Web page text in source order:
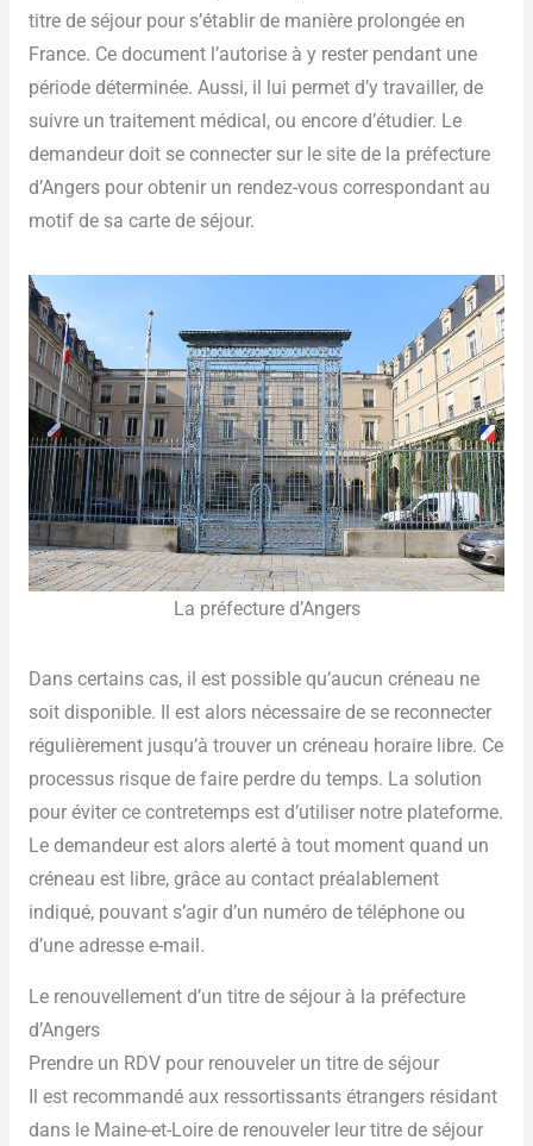
titre de séjour pour s’établir de manière prolongée en
France. Ce document l’autorise à y rester pendant une
période déterminée. Aussi, il lui permet d’y travailler, de
suivre un traitement médical, ou encore d’étudier. Le
demandeur doit se connecter sur le site de la préfecture
d’Angers pour obtenir un rendez-vous correspondant au
motif de sa carte de séjour.
La préfecture d’Angers
Dans certains cas, il est possible qu’aucun créneau ne
soit disponible. Il est alors nécessaire de se reconnecter
régulièrement jusqu’à trouver un créneau horaire libre. Ce
processus risque de faire perdre du temps. La solution
pour éviter ce contretemps est d’utiliser notre plateforme.
Le demandeur est alors alerté à tout moment quand un
créneau est libre, grâce au contact préalablement
indiqué, pouvant s’agir d’un numéro de téléphone ou
d’une adresse e-mail.
Le renouvellement d’un titre de séjour à la préfecture
d’Angers
Prendre un RDV pour renouveler un titre de séjour
Il est recommandé aux ressortissants étrangers résidant
dans le Maine-et-Loire de renouveler leur titre de séjour